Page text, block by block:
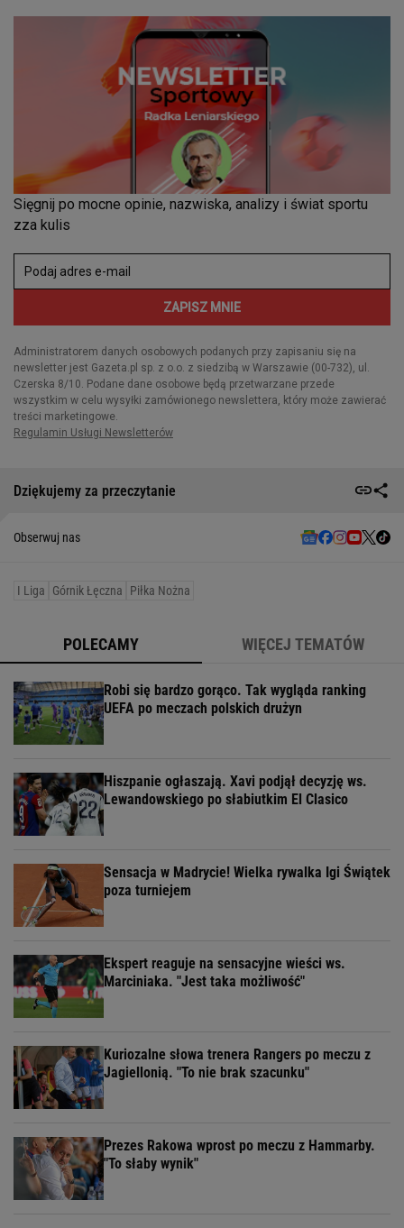
Dziękujemy za przeczytanie
Obserwuj nas
I Liga Górnik Łęczna Piłka Nożna
POLECAMY WIĘCEJ TEMATÓW
Robi się bardzo gorąco. Tak wygląda ranking
UEFA po meczach polskich drużyn
Hiszpanie ogłaszają. Xavi podjął decyzję ws.
Lewandowskiego po słabiutkim El Clasico
Sensacja w Madrycie! Wielka rywalka Igi Świątek
poza turniejem
Ekspert reaguje na sensacyjne wieści ws.
Marciniaka. "Jest taka możliwość"
Kuriozalne słowa trenera Rangers po meczu z
Jagiellonią. "To nie brak szacunku"
Prezes Rakowa wprost po meczu z Hammarby.
"To słaby wynik"